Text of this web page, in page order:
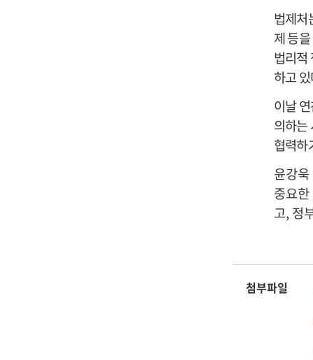
법제처
제 등
법리적
하고
이날
의하는
협력하
윤강
중요한
고, 정
첨부파일